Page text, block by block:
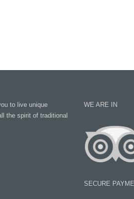
to live unique
the spirit of traditional
WE ARE IN
SECURE